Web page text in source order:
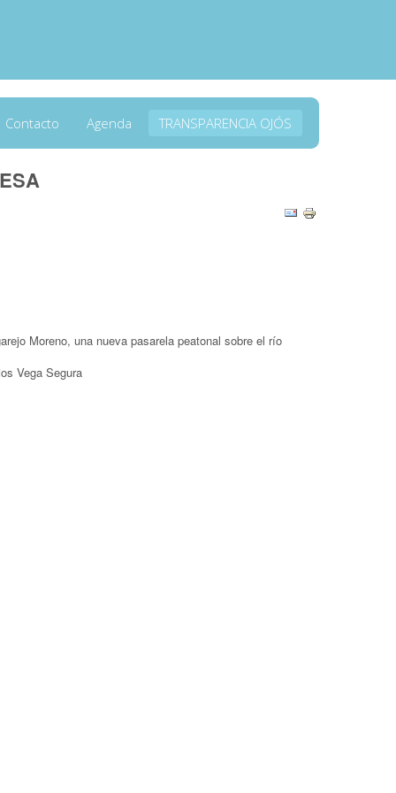
Contacto Agenda TRANSPARENCIA OJÓS
Moreno, una nueva pasarela peatonal sobre el río
Vega Segura